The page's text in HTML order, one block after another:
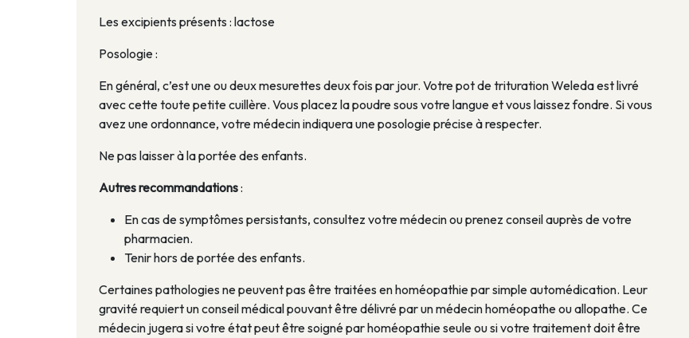
Les excipients présents : lactose
Posologie :
En général, c’est une ou deux mesurettes deux fois par jour. Votre pot de trituration Weleda est livré
avec cette toute petite cuillère. Vous placez la poudre sous votre langue et vous laissez fondre. Si vous
avez une ordonnance, votre médecin indiquera une posologie précise à respecter.
Ne pas laisser à la portée des enfants.
Autres recommandations:
En cas de symptômes persistants, consultez votre médecin ou prenez conseil auprès de votre
pharmacien.
Tenir hors de portée des enfants.
Certaines pathologies ne peuvent pas être traitées en homéopathie par simple automédication. Leur
gravité requiert un conseil médical pouvant être délivré par un médecin homéopathe ou allopathe. Ce
médecin jugera si votre état peut être soigné par homéopathie seule ou si votre traitement doit être